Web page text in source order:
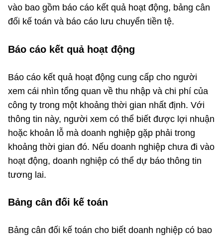
vào bao gồm báo cáo kết quả hoạt động, bảng cân
đối kế toán và báo cáo lưu chuyển tiền tệ.
Báo cáo kết quả hoạt động
Báo cáo kết quả hoạt động cung cấp cho người
xem cái nhìn tổng quan về thu nhập và chi phí của
công ty trong một khoảng thời gian nhất định. Với
thông tin này, người xem có thể biết được lợi nhuận
hoặc khoản lỗ mà doanh nghiệp gặp phải trong
khoảng thời gian đó. Nếu doanh nghiệp chưa đi vào
hoạt động, doanh nghiệp có thể dự báo thông tin
tương lai.
Bảng cân đối kế toán
Bảng cân đối kế toán cho biết doanh nghiệp có bao